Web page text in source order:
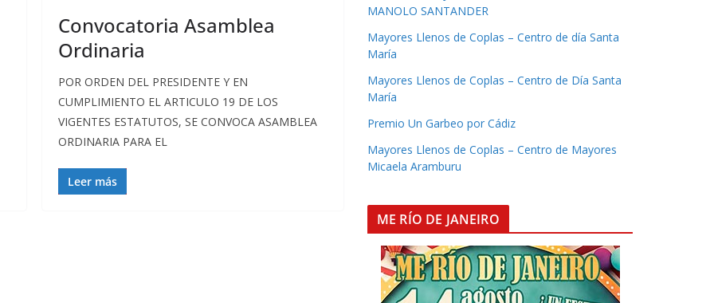
Convocatoria Asamblea
Ordinaria
POR ORDEN DEL PRESIDENTE Y EN
CUMPLIMIENTO EL ARTICULO 19 DE LOS
VIGENTES ESTATUTOS, SE CONVOCA ASAMBLEA
ORDINARIA PARA EL
Leer más
MANOLO SANTANDER
Mayores Llenos de Coplas – Centro de día Santa
María
Mayores Llenos de Coplas – Centro de Día Santa
María
Premio Un Garbeo por Cádiz
Mayores Llenos de Coplas – Centro de Mayores
Micaela Aramburu
ME RÍO DE JANEIRO